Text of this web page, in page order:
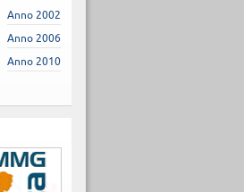
Anno 2002
Anno 2006
Anno 2010